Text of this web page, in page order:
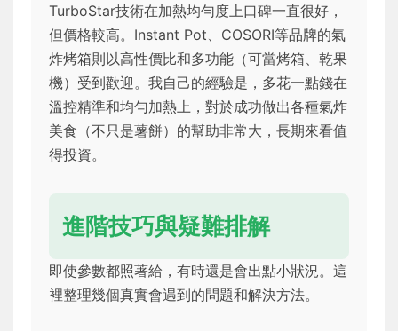
TurboStar技術在加熱均勻度上口碑一直很好，
但價格較高。Instant Pot、COSORI等品牌的氣
炸烤箱則以高性價比和多功能（可當烤箱、乾果
機）受到歡迎。我自己的經驗是，多花一點錢在
溫控精準和均勻加熱上，對於成功做出各種氣炸
美食（不只是薯餅）的幫助非常大，長期來看值
得投資。
進階技巧與疑難排解
即使參數都照著給，有時還是會出點小狀況。這
裡整理幾個真實會遇到的問題和解決方法。